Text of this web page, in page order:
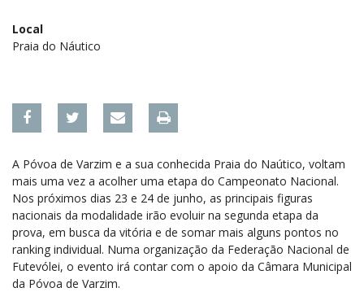
Local
Praia do Náutico
A Póvoa de Varzim e a sua conhecida Praia do Naútico, voltam
mais uma vez a acolher uma etapa do Campeonato Nacional.
Nos próximos dias 23 e 24 de junho, as principais figuras
nacionais da modalidade irão evoluir na segunda etapa da
prova, em busca da vitória e de somar mais alguns pontos no
ranking individual. Numa organização da Federação Nacional de
Futevólei, o evento irá contar com o apoio da Câmara Municipal
da Póvoa de Varzim.